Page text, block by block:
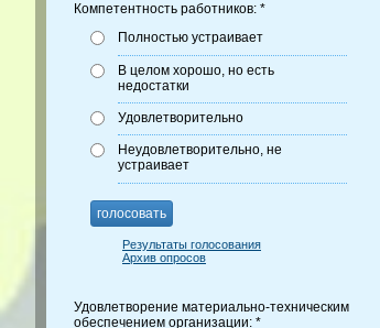
Компетентность работников: *
Полностью устраивает
В целом хорошо, но есть
недостатки
Удовлетворительно
Неудовлетворительно, не
устраивает
голосовать
Результаты голосования
Архив опросов
Удовлетворение материально-техническим
обеспечением организации: *